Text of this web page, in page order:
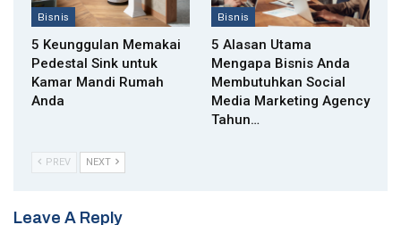
Bisnis
5 Keunggulan Memakai
Pedestal Sink untuk
Kamar Mandi Rumah
Anda
Bisnis
5 Alasan Utama
Mengapa Bisnis Anda
Membutuhkan Social
Media Marketing Agency
Tahun…
PREV NEXT
Leave A Reply